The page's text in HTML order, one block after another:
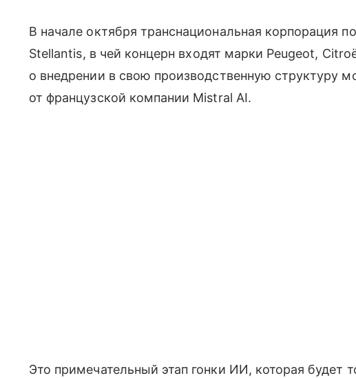
В начале октября транснациональная корпорация
Stellantis, в чей концерн входят марки Peugeot,
о внедрении в свою производственную структуру
от французской компании Mistral AI.
Это примечательный этап гонки ИИ, которая будет